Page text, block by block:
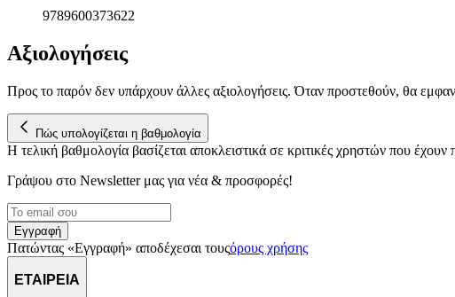
9789600373622
Αξιολογήσεις
Προς το παρόν δεν υπάρχουν άλλες αξιολογήσεις. Όταν προστεθούν, θα
Πώς υπολογίζεται η βαθμολογία
Η τελική βαθμολογία βασίζεται αποκλειστικά σε κριτικές χρηστών που
Γράψου στο Νewsletter μας για νέα & προσφορές!
Εγγραφή
Πατώντας «Εγγραφή» αποδέχεσαι τουςόρους χρήσης
ΕΤΑΙΡΕΙΑ